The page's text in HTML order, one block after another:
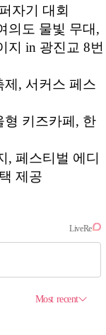
자기 대회
의도 물빛 무대,
지 in 광진교 8번
, 서커스 페스
형 키즈카페, 한
, 페스티벌 에디
제공